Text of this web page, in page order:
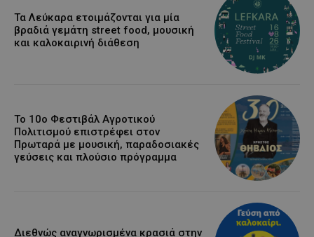
Τα Λεύκαρα ετοιμάζονται για μία
βραδιά γεμάτη street food, μουσική
και καλοκαιρινή διάθεση
Το 10ο Φεστιβάλ Αγροτικού
Πολιτισμού επιστρέφει στον
Πρωταρά με μουσική, παραδοσιακές
γεύσεις και πλούσιο πρόγραμμα
Διεθνώς αναγνωρισμένα κρασιά στην